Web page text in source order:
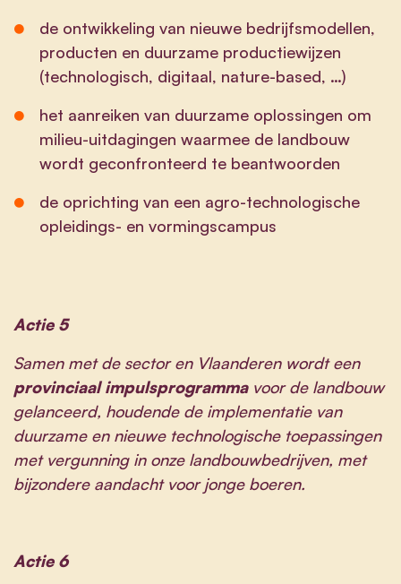
de ontwikkeling van nieuwe bedrijfsmodellen,
producten en duurzame productiewijzen
(technologisch, digitaal, nature-based, …)
het aanreiken van duurzame oplossingen om
milieu-uitdagingen waarmee de landbouw
wordt geconfronteerd te beantwoorden
de oprichting van een agro-technologische
opleidings- en vormingscampus
Actie 5
Samen met de sector en Vlaanderen wordt een
provinciaal impulsprogrammavoor de landbouw
gelanceerd, houdende de implementatie van
duurzame en nieuwe technologische toepassingen
met vergunning in onze landbouwbedrijven, met
bijzondere aandacht voor jonge boeren.
Actie 6